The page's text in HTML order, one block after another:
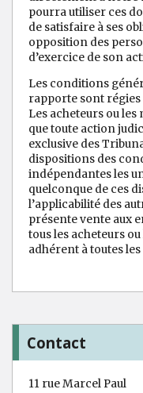
pourra utiliser ces
de satisfaire à ses
opposition des
d’exercice de son
Les conditions
rapporte sont
Les acheteurs ou
que toute action
exclusive des
dispositions des
indépendantes les
quelconque de ces
l’applicabilité des
présente vente aux
tous les acheteurs
adhérent à toutes
Contact
11 rue Marcel Paul